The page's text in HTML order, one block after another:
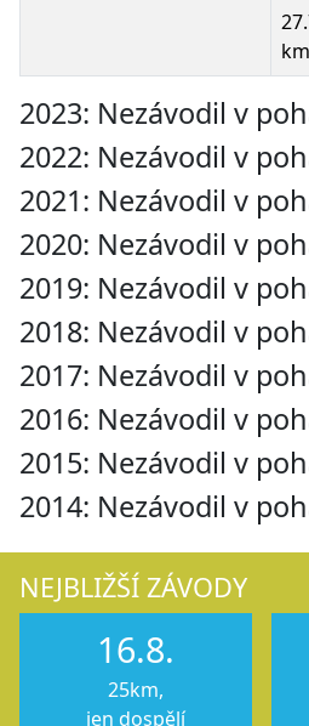
km
2023: Nezávodil v
2022: Nezávodil v
2021: Nezávodil v
2020: Nezávodil v
2019: Nezávodil v
2018: Nezávodil v
2017: Nezávodil v
2016: Nezávodil v
2015: Nezávodil v
2014: Nezávodil v
NEJBLIŽŠÍ ZÁVODY
16.8.
25km,
jen dospělí